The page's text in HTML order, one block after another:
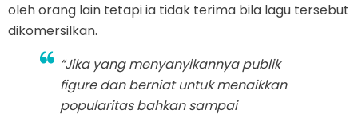
oleh orang lain tetapi ia tidak terima bila lagu tersebut
dikomersilkan.
“Jika yang menyanyikannya publik
figure dan berniat untuk menaikkan
popularitas bahkan sampai